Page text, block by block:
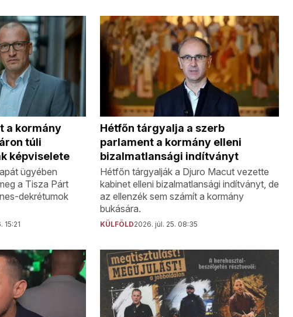
a kormány
túli
képviselete
ügyében
a Tisza Párt
dekrétumok
15:21
Hétfőn tárgyalja a szerb
parlament a kormány elleni
bizalmatlansági indítványt
Hétfőn tárgyalják a Djuro Macut vezette
kabinet elleni bizalmatlansági indítványt, de
az ellenzék sem számít a kormány
bukására.
KÜLFÖLD2026. júl. 25. 08:35